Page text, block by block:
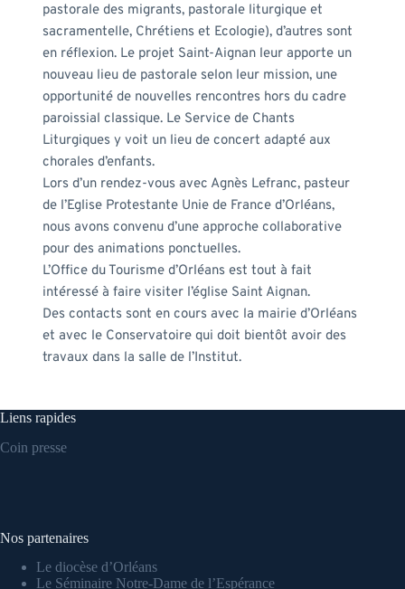
pastorale des migrants, pastorale liturgique et
sacramentelle, Chrétiens et Ecologie), d’autres sont
en réflexion. Le projet Saint-Aignan leur apporte un
nouveau lieu de pastorale selon leur mission, une
opportunité de nouvelles rencontres hors du cadre
paroissial classique. Le Service de Chants
Liturgiques y voit un lieu de concert adapté aux
chorales d’enfants.
Lors d’un rendez-vous avec Agnès Lefranc, pasteur
de l’Eglise Protestante Unie de France d’Orléans,
nous avons convenu d’une approche collaborative
pour des animations ponctuelles.
L’Office du Tourisme d’Orléans est tout à fait
intéressé à faire visiter l’église Saint Aignan.
Des contacts sont en cours avec la mairie d’Orléans
et avec le Conservatoire qui doit bientôt avoir des
travaux dans la salle de l’Institut.
Liens rapides
Coin presse
Nos partenaires
Le diocèse d’Orléans
Le Séminaire Notre-Dame de l’Espérance